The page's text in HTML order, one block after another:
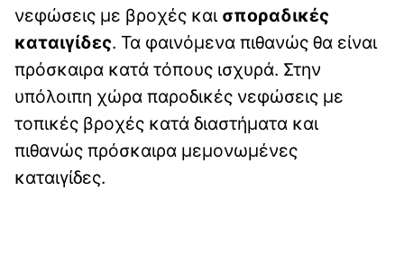
νεφώσεις με βροχές και σποραδικές
καταιγίδες. Τα φαινόμενα πιθανώς θα είναι
πρόσκαιρα κατά τόπους ισχυρά. Στην
υπόλοιπη χώρα παροδικές νεφώσεις με
τοπικές βροχές κατά διαστήματα και
πιθανώς πρόσκαιρα μεμονωμένες
καταιγίδες.